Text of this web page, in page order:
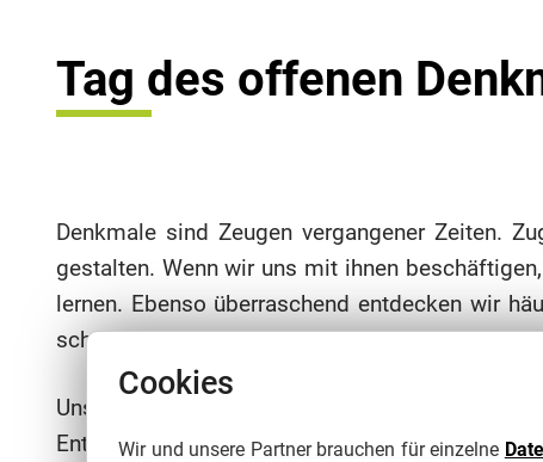
Tag des offenen
Denkmale sind Zeugen vergangener Zeiten.
gestalten. Wenn wir uns mit ihnen
lernen. Ebenso überraschend entdecken wir
schätzen. Das betrifft nicht nur die Gestaltung
Unsere Denkmäler und Altbauten prägen
Entdeckungsreise. Jeden zweiten Sonntag im
Cookies
Wir und unsere Partner brauchen für einzelne